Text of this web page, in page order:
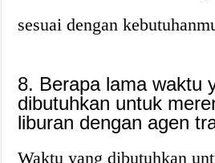
sesuai dengan
8. Berapa lama waktu
dibutuhkan untuk
liburan dengan agen
Waktu yang dibutuhkan